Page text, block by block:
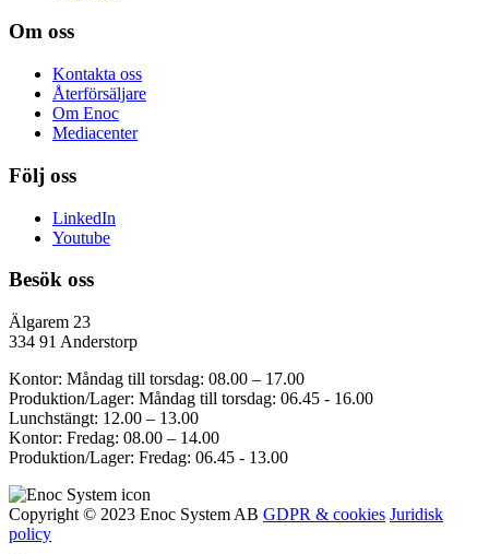
Om oss
Kontakta oss
Återförsäljare
Om Enoc
Mediacenter
Följ oss
LinkedIn
Youtube
Besök oss
Älgarem 23
334 91 Anderstorp
Kontor: Måndag till torsdag: 08.00 – 17.00
Produktion/Lager: Måndag till torsdag: 06.45 - 16.00
Lunchstängt: 12.00 – 13.00
Kontor: Fredag: 08.00 – 14.00
Produktion/Lager: Fredag: 06.45 - 13.00
Copyright © 2023 Enoc System AB GDPR & cookies Juridisk
policy